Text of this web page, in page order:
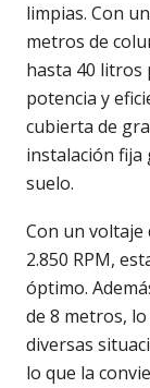
limpias. Con
metros de
hasta 40 litros
potencia y
cubierta de
instalación fija
suelo.
Con un voltaje
2.850 RPM,
óptimo.
de 8 metros,
diversas
lo que la